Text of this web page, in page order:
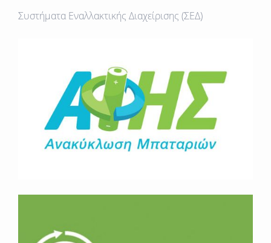
Συστήματα Εναλλακτικής Διαχείρισης (ΣΕΔ)